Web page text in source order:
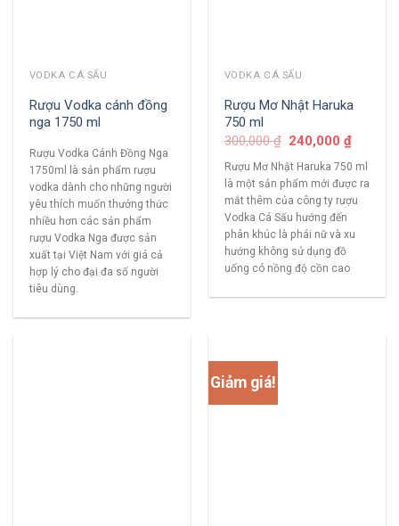
VODKA CÁ SẤU
Rượu Vodka cánh đồng
nga 1750 ml
Rượu Vodka Cánh Đồng Nga
1750ml là sản phẩm rượu
vodka dành cho những người
yêu thích muốn thưởng thức
nhiều hơn các sản phẩm
rượu Vodka Nga được sản
xuất tại Việt Nam với giá cả
hợp lý cho đại đa số người
tiêu dùng.
VODKA CÁ SẤU
Rượu Mơ Nhật Haruka
750 ml
300,000₫ 240,000₫
Rượu Mơ Nhật Haruka 750 ml
là một sản phẩm mới được ra
mắt thêm của công ty rượu
Vodka Cá Sấu hướng đến
phân khúc là phái nữ và xu
hướng không sử dụng đồ
uống có nồng độ cồn cao
Giảm giá!